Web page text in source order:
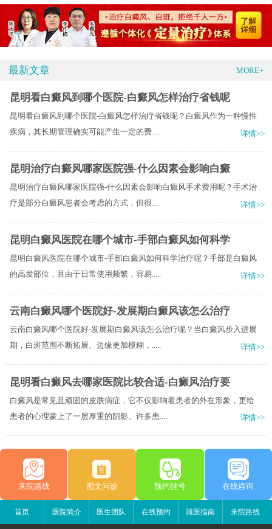
最新文章 MORE+
昆明看白癜风到哪个医院-白癜风怎样治疗省钱呢
昆明看白癜风到哪个医院-白癜风怎样治疗省钱呢？白癜风作为一种慢性
疾病，其长期管理确实可能产生一定的费.....
详情>>
昆明治疗白癜风哪家医院强-什么因素会影响白癜
昆明治疗白癜风哪家医院强-什么因素会影响白癜风手术费用呢？手术治
疗是部分白癜风患者会考虑的方式，但很.....
详情>>
昆明白癜风医院在哪个城市-手部白癜风如何科学
昆明白癜风医院在哪个城市-手部白癜风如何科学治疗呢？手部是白癜风
的高发部位，且由于日常使用频繁，容易.....
详情>>
云南白癜风哪个医院好-发展期白癜风该怎么治疗
云南白癜风哪个医院好-发展期白癜风该怎么治疗呢？当白癜风步入进展
期，白斑范围不断拓展、边缘更加模糊，.....
详情>>
昆明看白癜风去哪家医院比较合适-白癜风治疗要
白癜风是常见且顽固的皮肤病症，它不仅影响着患者的外在形象，更给
患者的心理蒙上了一层厚重的阴影。许多患.....
详情>>
来院路线 图文问诊 预约挂号 在线咨询
首页 医院简介 医生团队 在线预约 就医指南 来院路线